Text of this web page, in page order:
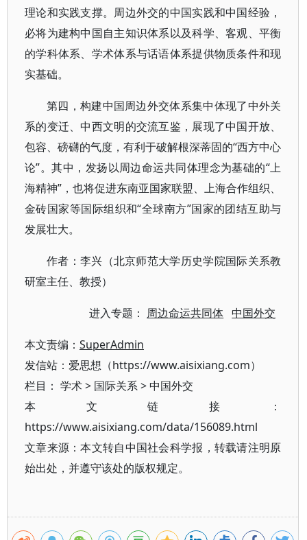
理论和实践支撑。周边外交的中国实践和中国经验，
必将为建构中国自主知识体系以及科学、客观、平衡
的学科体系、学术体系与话语体系提供物质条件和现
实基础。
第四，构建中国周边外交体系集中体现了中外关
系的变迁、中西文明的交流互鉴，展现了中国开放、
包容、磅礴的气度，有利于破解根深蒂固的“西方中心
论”。其中，发扬以周边命运共同体理念为基础的“上
海精神”，也将促进东南亚国家联盟、上海合作组织、
金砖国家等国际组织和“全球南方”国家的团结互助与
发展壮大。
作者：李兴（北京师范大学历史学院国际关系教
研室主任、教授）
进入专题： 周边命运共同体 中国外交
本文责编： SuperAdmin
发信站：爱思想（https://www.aisixiang.com）
栏目： 学术> 国际关系>中国外交
本文链接：
https://www.aisixiang.com/data/156089.html
文章来源：本文转自中国社会科学报，转载请注明原
始出处，并遵守该处的版权规定。